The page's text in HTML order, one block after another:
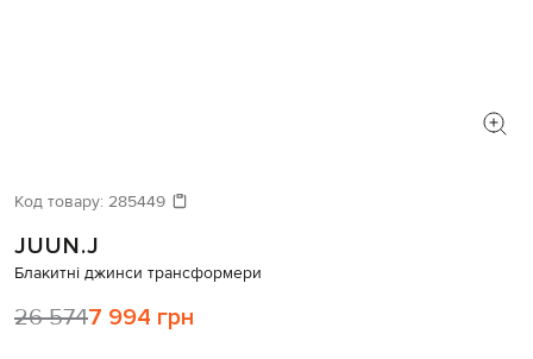
Код товару: 285449
JUUN.J
Блакитні джинси трансформери
26 5747 994 грн